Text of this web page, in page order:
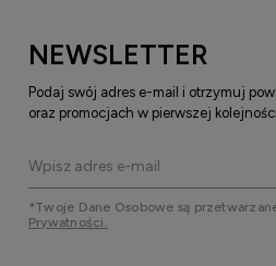
NEWSLETTER
Podaj swój adres e-mail i otrzymuj
oraz promocjach w pierwszej
*Twoje Dane Osobowe są
Prywatności.